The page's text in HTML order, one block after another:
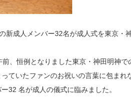
新成人メンバー32名が成人式を東京・
、恒例となりました東京・神田明神で
ていたファンのお祝いの言葉に包まれ
32 名が成人の儀式に臨みました。